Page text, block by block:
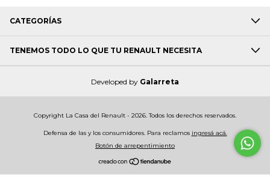
CATEGORÍAS
TENEMOS TODO LO QUE TU RENAULT NECESITA
Developed by Galarreta
Copyright La Casa del Renault - 2026. Todos los derechos reservados.
Defensa de las y los consumidores. Para reclamos ingresá acá.
Botón de arrepentimiento